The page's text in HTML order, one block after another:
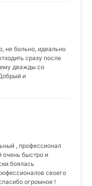
не больно, идеально
сразу после
дважды со
и
, профессионал
очень быстро и
боялась
своего
огромное !